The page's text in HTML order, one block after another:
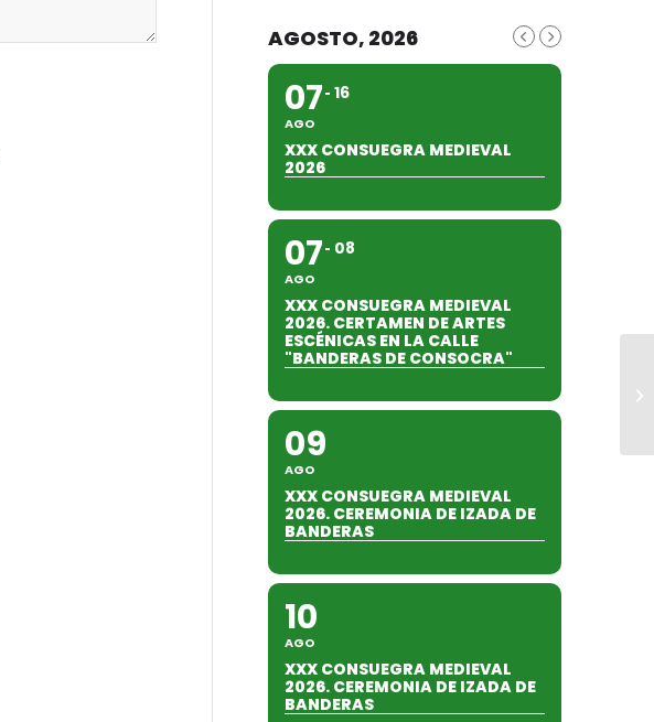
AGOSTO, 2026
07
AGO
16
XXX CONSUEGRA MEDIEVAL
2026
07
AGO
08
XXX CONSUEGRA MEDIEVAL
2026. CERTAMEN DE ARTES
ESCÉNICAS EN LA CALLE
"BANDERAS DE CONSOCRA"
09
AGO
XXX CONSUEGRA MEDIEVAL
2026. CEREMONIA DE IZADA DE
BANDERAS
10
AGO
XXX CONSUEGRA MEDIEVAL
2026. CEREMONIA DE IZADA DE
BANDERAS